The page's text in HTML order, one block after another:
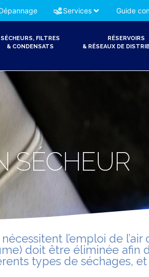
Services Guide
SÉCHEURS, FILTRES
& CONDENSATS
RÉSERVOIRS
& RÉSEAUX DE
SÉCHEUR
l’emploi de l’air
doit être éliminée
types de séchages,